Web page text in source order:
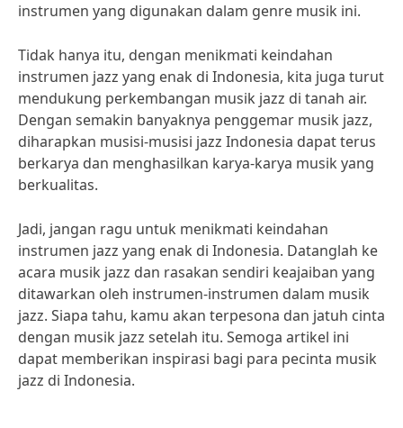
instrumen yang digunakan dalam genre musik ini.
Tidak hanya itu, dengan menikmati keindahan
instrumen jazz yang enak di Indonesia, kita juga turut
mendukung perkembangan musik jazz di tanah air.
Dengan semakin banyaknya penggemar musik jazz,
diharapkan musisi-musisi jazz Indonesia dapat terus
berkarya dan menghasilkan karya-karya musik yang
berkualitas.
Jadi, jangan ragu untuk menikmati keindahan
instrumen jazz yang enak di Indonesia. Datanglah ke
acara musik jazz dan rasakan sendiri keajaiban yang
ditawarkan oleh instrumen-instrumen dalam musik
jazz. Siapa tahu, kamu akan terpesona dan jatuh cinta
dengan musik jazz setelah itu. Semoga artikel ini
dapat memberikan inspirasi bagi para pecinta musik
jazz di Indonesia.